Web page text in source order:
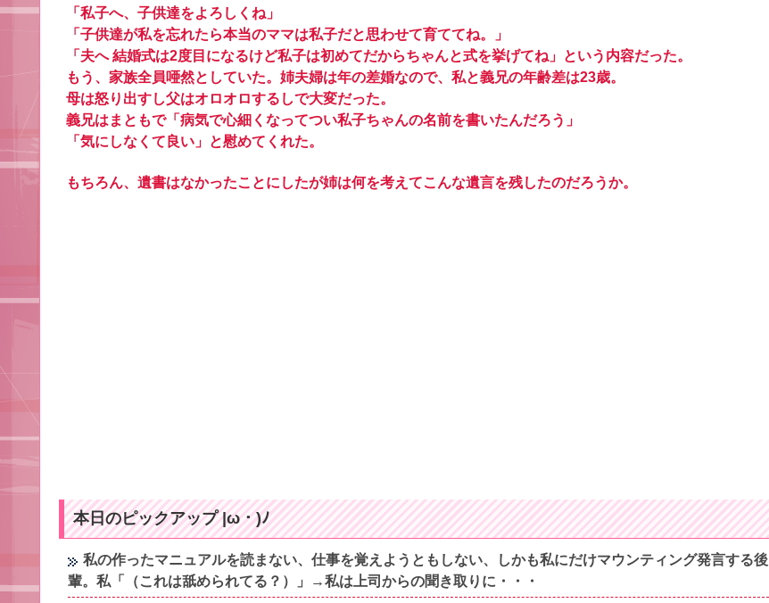
「私子へ、子供達をよろしくね」
「子供達が私を忘れたら本当のママは私子だと思わせて育ててね。」
「夫へ 結婚式は2度目になるけど私子は初めてだからちゃんと式を挙げてね」という内容だった。
もう、家族全員唖然としていた。姉夫婦は年の差婚なので、私と義兄の年齢差は23歳。
母は怒り出すし父はオロオロするしで大変だった。
義兄はまともで「病気で心細くなってつい私子ちゃんの名前を書いたんだろう」
「気にしなくて良い」と慰めてくれた。
もちろん、遺書はなかったことにしたが姉は何を考えてこんな遺言を残したのだろうか。
本日のピックアップ |ω・)ﾉ
私の作ったマニュアルを読まない、仕事を覚えようともしない、しかも私にだけマウンティング発言する後
輩。私「（これは舐められてる？）」→私は上司からの聞き取りに・・・